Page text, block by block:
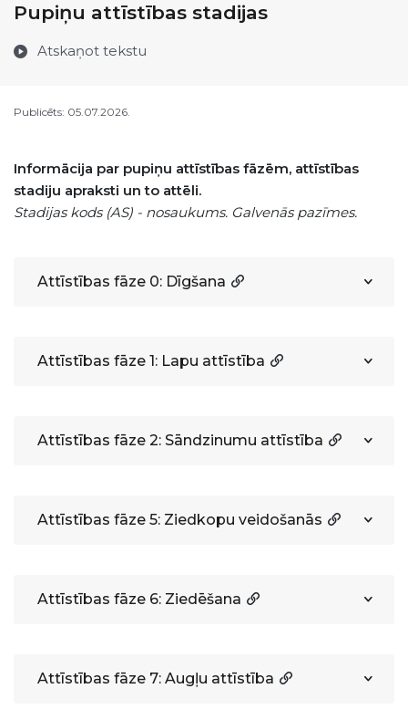
Pupiņu attīstības stadijas
Atskaņot tekstu
Publicēts: 05.07.2026.
Informācija par pupiņu attīstības fāzēm, attīstības
stadiju apraksti un to attēli.
Stadijas kods (AS) - nosaukums. Galvenās pazīmes.
Attīstības fāze 0: Dīgšana
Attīstības fāze 1: Lapu attīstība
Attīstības fāze 2: Sāndzinumu attīstība
Attīstības fāze 5: Ziedkopu veidošanās
Attīstības fāze 6: Ziedēšana
Attīstības fāze 7: Augļu attīstība